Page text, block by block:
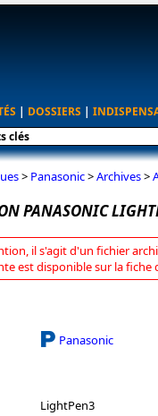
| DOSSIERS |
> Panasonic>Archives>
PANASONIC
il s'agit d'un fichier
est disponible sur la fiche
Panasonic
LightPen3